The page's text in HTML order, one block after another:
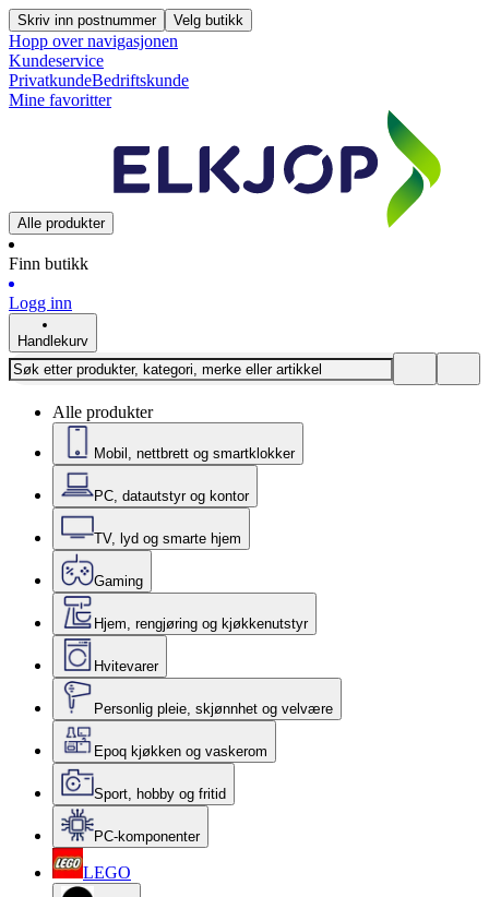
Skriv inn postnummer Velg butikk
Hopp over navigasjonen
Kundeservice
PrivatkundeBedriftskunde
Mine favoritter
Alle produkter
Finn butikk
Logg inn
Handlekurv
Alle produkter
Mobil, nettbrett og smartklokker
PC, datautstyr og kontor
TV, lyd og smarte hjem
Gaming
Hjem, rengjøring og kjøkkenutstyr
Hvitevarer
Personlig pleie, skjønnhet og velvære
Epoq kjøkken og vaskerom
Sport, hobby og fritid
PC-komponenter
LEGO